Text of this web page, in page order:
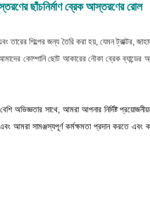
ছাঁচনির্মাণ ব্রেক আস্তরণের রোল
শিল্পের জন্য তৈরি করা হয়, যেমন ট্রাক্টর,
কোম্পানি ছোট আকারের নৌকা ব্রেক
অভিজ্ঞতার সাথে, আমরা আপনার নির্দিষ্ট
আমরা সামঞ্জস্যপূর্ণ কর্মক্ষমতা প্রদান করতে এবং